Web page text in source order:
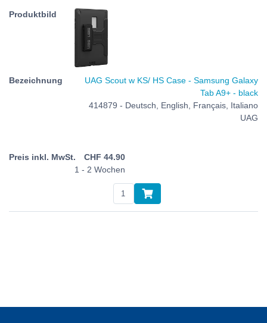
UAG Scout w KS/ HS Case - Samsung Galaxy
Tab A9+ - black
414879 - Deutsch, English, Français, Italiano
UAG
CHF 44.90
1 - 2 Wochen